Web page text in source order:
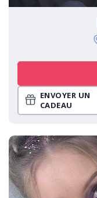
ENVOYER UN
CADEAU